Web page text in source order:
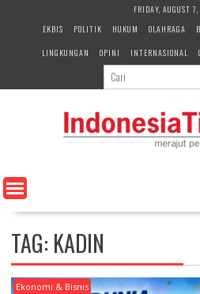
e
n
FRIDAY, AUGUST
EKBIS
POLITIK HUKUM OLAHRAGA
LINGKUNGAN
OPINI INTERNASIONAL
TAG: KADIN
Ekonomi & Bisnis